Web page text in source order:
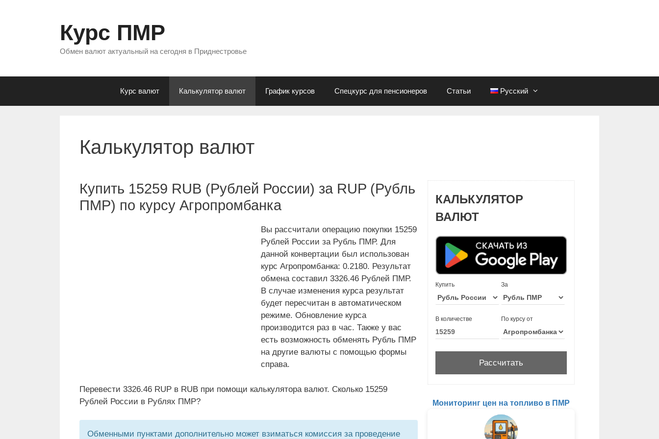
Курс ПМР
Обмен валют актуальный на сегодня в Приднестровье
Курс валют Калькулятор валют График курсов Спецкурс для пенсионеров Статьи Русский
Калькулятор валют
Купить 15259 RUB (Рублей России) за RUP (Рубль
ПМР) по курсу Агропромбанка
Вы рассчитали операцию покупки 15259
Рублей России за Рубль ПМР. Для
данной конвертации был использован
курс Агропромбанка: 0.2180. Результат
обмена составил 3326.46 Рублей ПМР.
В случае изменения курса результат
будет пересчитан в автоматическом
режиме. Обновление курса
производится раз в час. Также у вас
есть возможность обменять Рубль ПМР
на другие валюты с помощью формы
справа.
Перевести 3326.46 RUP в RUB при помощи калькулятора валют. Сколько 15259
Рублей России в Рублях ПМР?
Обменными пунктами дополнительно может взиматься комиссия за проведение
КАЛЬКУЛЯТОР
ВАЛЮТ
Купить За
В количестве По курсу от
Мониторинг цен на топливо в ПМР